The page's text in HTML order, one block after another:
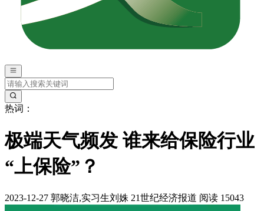
热词：
极端天气频发 谁来给保险行业
“上保险”？
2023-12-27 郭晓洁,实习生刘姝 21世纪经济报道 阅读 15043